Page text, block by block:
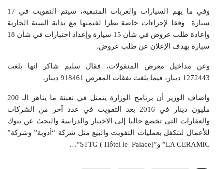
وفي ما يهم السيارات والعربات المتبقية، سيتم التفويت في 17
سيارة وفقا لإجراءات خاصة نظرا لقيمتها مع بداية السنة الجارية
وإعادة طلب عروض في شأن 15 سيارة وإعداد اختبارات في شأن 18
سيارة بهدف الإعلان عن طلب عروض.
وعن مداخيل معرض المنقولات، فقال سليم شاكر انها بلغت
1272443 دينار، فيما بلغت نفقات المعرض 918461 دينار.
وأضاف الوزير أن برنامج الوزارة يتمثل في تعبئة ما يناهز الـ 200
مليون دينار في 2016 بعد التفويت في عدد آخر من الشركات
والعقارات التي تخضع حاليا إلى الاختبار والدراسة والبحث عن بنوك
للأعمال لتتكفل بعمليات التفويت والبيع مثل شركة “أدوية” وشركة”
LA CERAMIC” و”STTG ( Hôtel le Palace)”…